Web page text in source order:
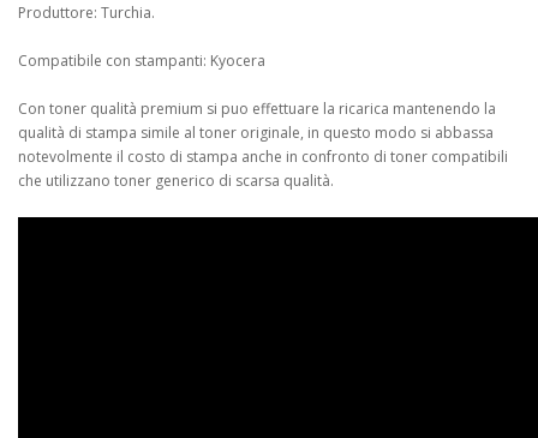
Produttore: Turchia.
Compatibile con stampanti: Kyocera
Con toner qualità premium si puo effettuare la ricarica mantenendo la
qualità di stampa simile al toner originale, in questo modo si abbassa
notevolmente il costo di stampa anche in confronto di toner compatibili
che utilizzano toner generico di scarsa qualità.